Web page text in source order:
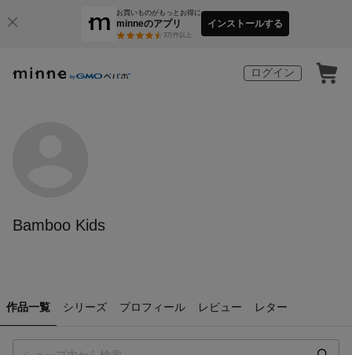
お買いものがもっとお得に
minneのアプリ
3万件以上
インストールする
ログイン
Bamboo Kids
作品一覧 シリーズ プロフィール レビュー レター